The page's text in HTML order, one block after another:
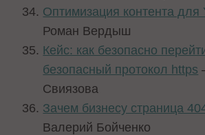
Оптимизация контента для
Роман Вердыш
Кейс: как безопасно
безопасный протокол https
Свиязова
Зачем бизнесу страница
Валерий Бойченко